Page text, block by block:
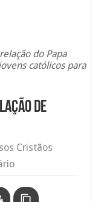
do Papa
católicos para
de
Cristãos